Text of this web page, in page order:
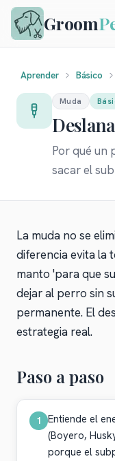
Groom
Aprender Básico
Muda
Por qué un
sacar el
La muda no se
diferencia evita la
manto 'para que
dejar al perro sin
permanente. El
estrategia real.
Paso a paso
1
Entiende el
(Boyero,
porque el